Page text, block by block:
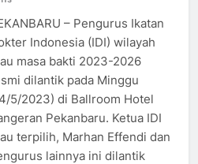
– Pengurus Ikatan
Indonesia (IDI) wilayah
masa bakti 2023-2026
dilantik pada Minggu
5/2023) di Ballroom Hotel
Pekanbaru. Ketua IDI
terpilih, Marhan Effendi dan
lainnya ini dilantik